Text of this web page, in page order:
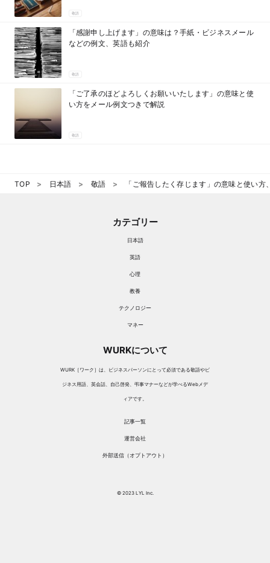
敬語
「感謝申し上げます」の意味は？手紙・ビジネスメール
などの例文、英語も紹介
敬語
「ご了承のほどよろしくお願いいたします」の意味と使
い方をメール例文つきで解説
敬語
TOP 日本語 敬語 「ご報告したく存じます」の意味と使い
カテゴリー
日本語
英語
心理
教養
テクノロジー
マネー
WURKについて
WURK［ワーク］は、ビジネスパーソンにとって必須である敬語やビ
ジネス用語、英会話、自己啓発、弔事マナーなどが学べるWebメデ
ィアです。
記事一覧
運営会社
外部送信（オプトアウト）
© 2023 LYL Inc.